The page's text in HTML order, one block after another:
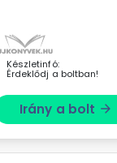
Egy életnyi szerelem
Készletinfó:
Érdeklődj a boltban!
Irány a bolt arrow_forward